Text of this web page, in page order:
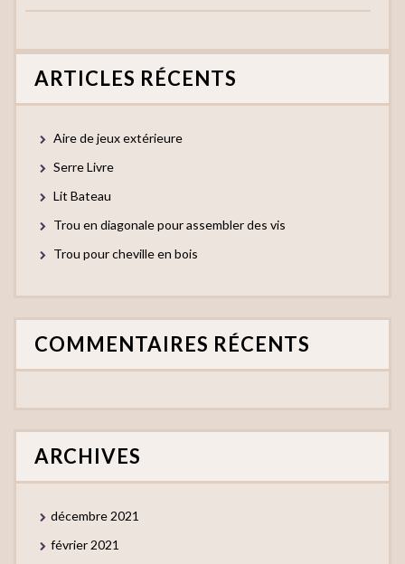
ARTICLES RÉCENTS
Aire de jeux extérieure
Serre Livre
Lit Bateau
Trou en diagonale pour assembler des vis
Trou pour cheville en bois
COMMENTAIRES RÉCENTS
ARCHIVES
décembre 2021
février 2021